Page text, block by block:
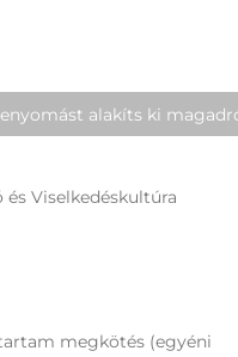
alakíts ki
Viselkedéskultúra
megkötés (egyéni